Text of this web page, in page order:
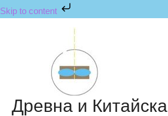
Skip to content
Skip
to
Древна и Китайска